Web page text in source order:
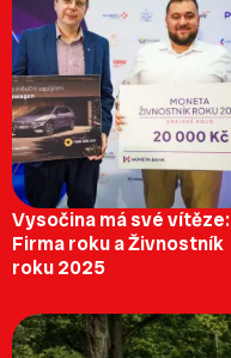
Vysočina má své vítěze:
Firma roku a Živnostník
roku 2025